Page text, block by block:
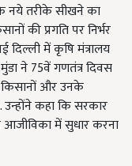
के नये तरीके सीखने का
की प्रगति पर निर्भर
दिल्ली में कृषि मंत्रालय
ने 75वें गणतंत्र दिवस
और उनके
कहा कि सरकार
आजीविका में सुधार करना